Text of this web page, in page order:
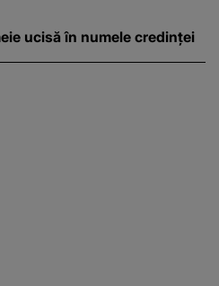
ucisă în numele credinței